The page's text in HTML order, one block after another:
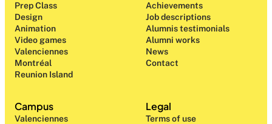
Campus
Valenciennes
Prep Class
Design
Animation
Video games
Valenciennes
Montréal
Reunion Island
Achievements
Job descriptions
Alumnis testimonials
Alumni works
News
Contact
Legal
Terms of use